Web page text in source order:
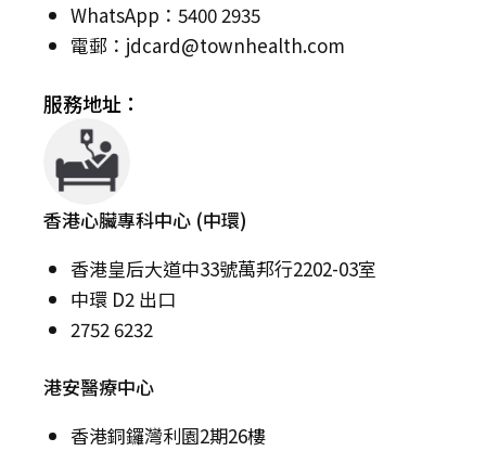
WhatsApp：5400 2935
電郵： jdcard@townhealth.com
服務地址：
香港心臟專科中心 (中環)
香港皇后大道中33號萬邦行2202-03室
中環 D2 出口
2752 6232
港安醫療中心
香港銅鑼灣利園2期26樓